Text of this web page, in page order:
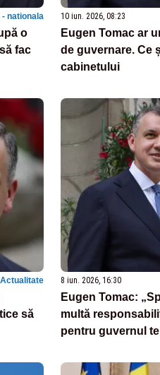
- nationala
o
fac
10 iun. 2026, 08:23
Eugen Tomac ar
de guvernare. Ce
cabinetului
Actualitate
să
8 iun. 2026, 16:30
Eugen Tomac:
multă
pentru guvernul